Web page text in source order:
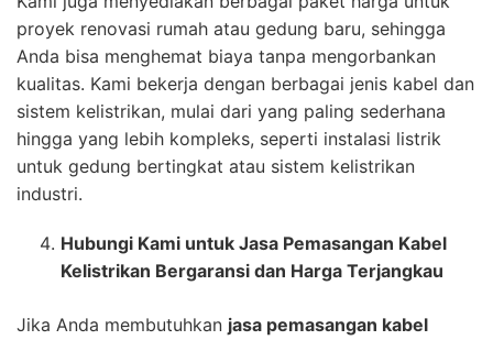
proyek renovasi rumah atau gedung baru, sehingga
Anda bisa menghemat biaya tanpa mengorbankan
kualitas. Kami bekerja dengan berbagai jenis kabel dan
sistem kelistrikan, mulai dari yang paling sederhana
hingga yang lebih kompleks, seperti instalasi listrik
untuk gedung bertingkat atau sistem kelistrikan
industri.
Hubungi Kami untuk Jasa Pemasangan Kabel
Kelistrikan Bergaransi dan Harga Terjangkau
Jika Anda membutuhkan jasa pemasangan kabel